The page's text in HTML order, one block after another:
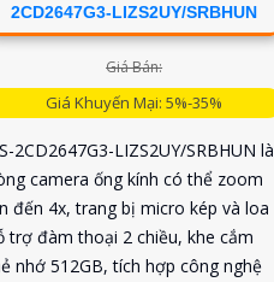
2CD2647G3-LIZS2UY/SRBHUN
Giá Bán:
Giá Khuyến Mại: 5%-35%
2CD2647G3-LIZS2UY/SRBHUN là
camera ống kính có thể zoom
đến 4x, trang bị micro kép và loa
trợ đàm thoại 2 chiều, khe cắm
nhớ 512GB, tích hợp công nghệ